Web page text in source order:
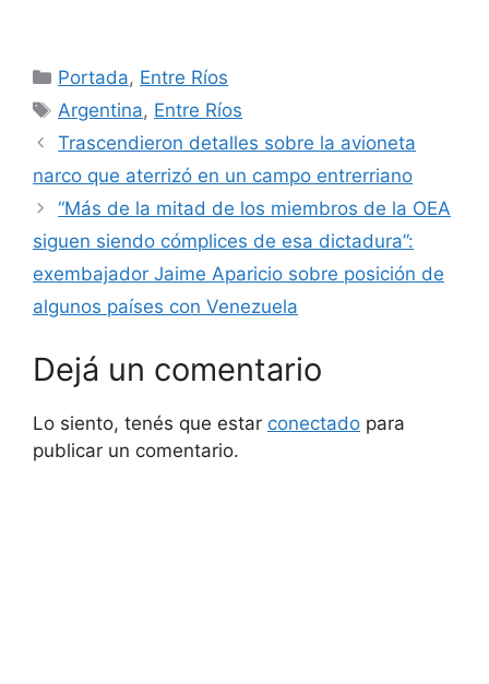
Categorías
Portada, Entre Ríos
Etiquetas
Argentina, Entre Ríos
Trascendieron detalles sobre la avioneta
narco que aterrizó en un campo entrerriano
“Más de la mitad de los miembros de la OEA
siguen siendo cómplices de esa dictadura”:
exembajador Jaime Aparicio sobre posición de
algunos países con Venezuela
Dejá un comentario
Lo siento, tenés que estar conectado para
publicar un comentario.